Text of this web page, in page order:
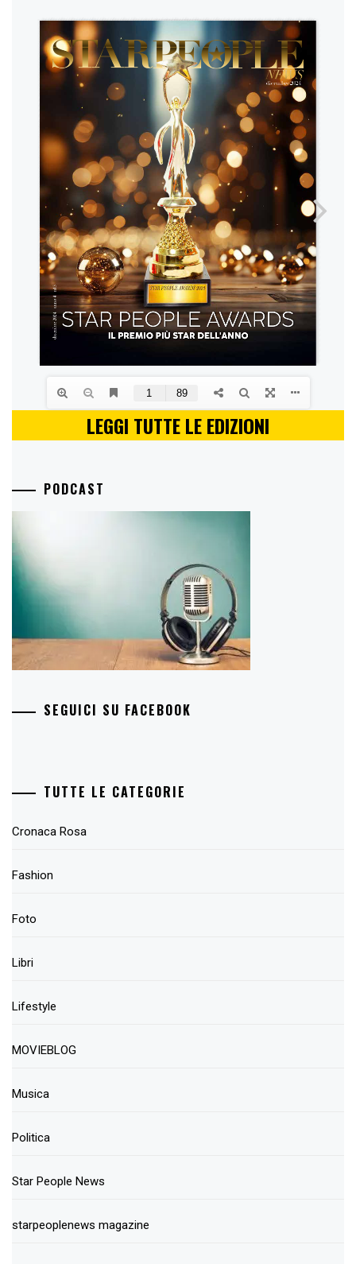
LEGGI TUTTE LE EDIZIONI
PODCAST
SEGUICI SU FACEBOOK
TUTTE LE CATEGORIE
Cronaca Rosa
Fashion
Foto
Libri
Lifestyle
MOVIEBLOG
Musica
Politica
Star People News
starpeoplenews magazine